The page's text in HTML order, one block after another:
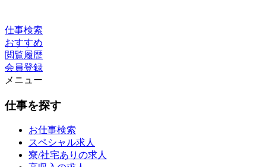
仕事検索
おすすめ
閲覧履歴
会員登録
メニュー
仕事を探す
お仕事検索
スペシャル求人
寮/社宅ありの求人